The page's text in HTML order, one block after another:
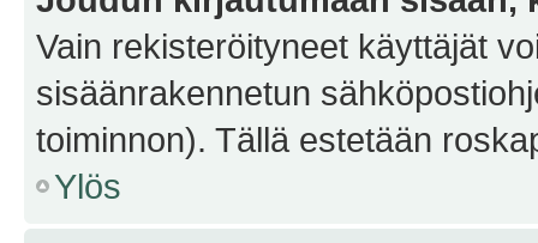
Vain rekisteröityneet käyttäjät
sisäänrakennetun
toiminnon). Tällä estetään
Ylös